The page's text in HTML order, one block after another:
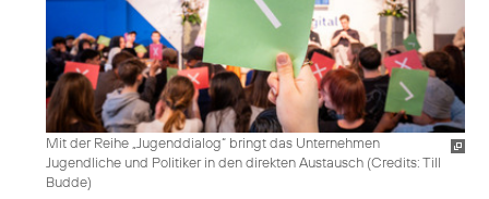
Mit der Reihe „Jugenddialog“ bringt das Unternehmen
Jugendliche und Politiker in den direkten Austausch (Credits: Till
Budde)